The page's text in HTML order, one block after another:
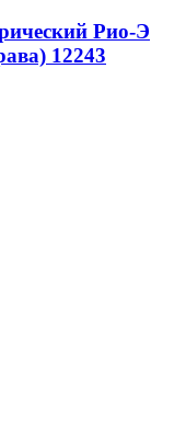
Рио-Э
12243